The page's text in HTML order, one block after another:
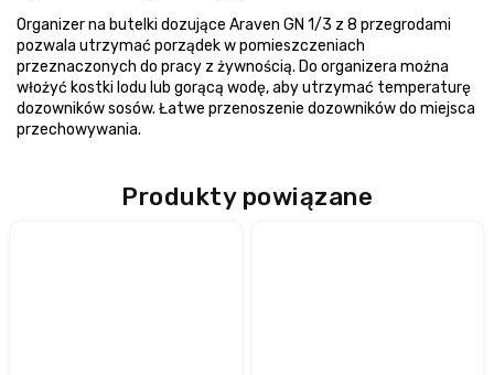
Produkty powiązane
Organizer na butelki dozujące Araven GN 1/3 z 8 przegrodami
pozwala utrzymać porządek w pomieszczeniach
przeznaczonych do pracy z żywnością. Do organizera można
włożyć kostki lodu lub gorącą wodę, aby utrzymać temperaturę
dozowników sosów. Łatwe przenoszenie dozowników do miejsca
przechowywania.